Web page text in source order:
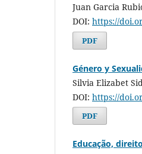
Juan Garcia
DOI: https://
PDF
Género y
Silvia Elizabet
DOI: https://
PDF
Educação,